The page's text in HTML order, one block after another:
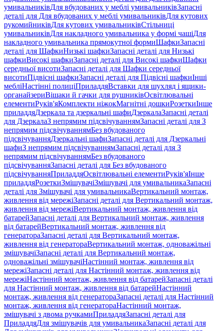
умивальниківДля вбудованих у меблі умивальниківЗапасні
деталі для Для вбудованих у меблі умивальниківДля кутових
рукомийниківДля кутових умивальниківСтільниці
умивальниківДля накладного умивальника у формі чашіДля
накладного умивальника прямокутної формиШафкиЗапасні
деталі для ШафкиНизькі шафкиЗапасні деталі для Низькі
шафкиВисокі шафкиЗапасні деталі для Високі шафкиШафки
середньої висотиЗапасні деталі для Шафки середньої
висотиПідвісні шафкиЗапасні деталі для Підвісні шафкиІнші
мебліНастінні полиціПриладдяВставки для шухляд і ящики-
органайзериВішаки й гачки для рушниківОсвітлювальні
елементиРуків'яКомплекти ніжокМагнітні дошкиРозеткиІнше
приладдяДзеркала та дзеркальні шафиДзеркалаЗапасні деталі
для ДзеркалаЗ непрямим підсвічуваннямЗапасні деталі для З
непрямим підсвічуваннямБез вбудованого
підсвічуванняДзеркальні шафиЗапасні деталі для Дзеркальні
шафиЗ непрямим підсвічуваннямЗапасні деталі для З
непрямим підсвічуваннямБез вбудованого
підсвічуванняЗапасні деталі для Без вбудованого
підсвічуванняПриладдяОсвітлювальні елементиРуків'яІнше
приладдяРозеткиЗмішувачіЗмішувачі для умивальникаЗапасні
деталі для Змішувачі для умивальникаВертикальний монтаж,
живлення від мережіЗапасні деталі для Вертикальний монтаж,
живлення від мережіВертикальний монтаж, живлення від
батарейЗапасні деталі для Вертикальний монтаж, живлення
від батарейВертикальний монтаж, живлення від
генератораЗапасні деталі для Вертикальний монтаж,
живлення від генератораВертикальний монтаж, одноважільні
змішувачіЗапасні деталі для Вертикальний монтаж,
одноважільні змішувачіНастінний монтаж, живлення від
мережіЗапасні деталі для Настінний монтаж, живлення від
мережіНастінний монтаж, живлення від батарейЗапасні деталі
для Настінний монтаж, живлення від батарейНастінний
монтаж, живлення від генератораЗапасні деталі для Настінний
монтаж, живлення від генератораНастінний монтаж,
змішувачі з двома ручкамиПриладдяЗапасні деталі для
ПриладдяДля змішувачів для умивальникаЗапасні деталі для